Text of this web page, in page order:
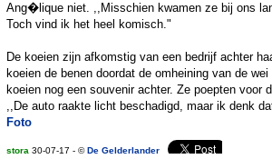
Ang�lique niet. ,,Misschien kwamen ze bij ons
Toch vind ik het heel komisch."
De koeien zijn afkomstig van een bedrijf achter
koeien de benen doordat de omheining van de
koeien nog een souvenir achter. Ze poepten voor
,,De auto raakte licht beschadigd, maar ik denk
Foto
stora 30-07-17 - ©De Gelderlander